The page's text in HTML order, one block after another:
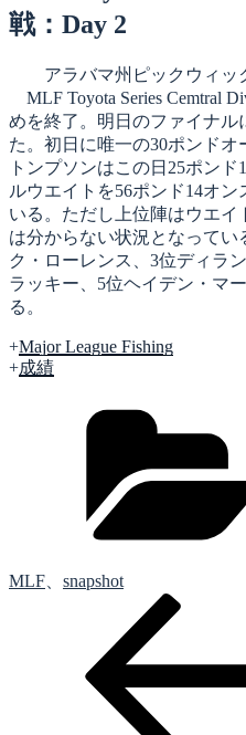
戦：Day 2
アラバマ州ピックウィッ
MLF Toyota Series Cemtral
めを終了。明日のファイナル
た。初日に唯一の30ポンドオ
トンプソンはこの日25ポン
ルウエイトを56ポンド14オ
いる。ただし上位陣はウエ
は分からない状況となってい
ク・ローレンス、3位ディラ
ラッキー、5位ヘイデン・マ
る。
+Major League Fishing
+成績
MLF
snapshot